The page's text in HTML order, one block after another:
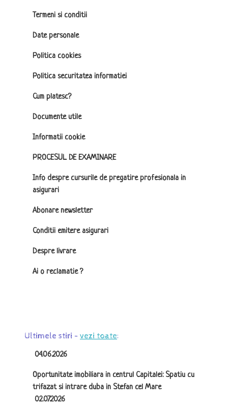
Termeni si conditii
Date personale
Politica cookies
Politica securitatea informatiei
Cum platesc?
Documente utile
Informatii cookie
PROCESUL DE EXAMINARE
Info despre cursurile de pregatire profesionala in
asigurari
Abonare newsletter
Conditii emitere asigurari
Despre livrare
Ai o reclamatie ?
Ultimele stiri - vezi toate:
04.06.2026
Oportunitate imobiliara in centrul Capitalei: Spatiu cu
trifazat si intrare duba in Stefan cel Mare
02.07.2026